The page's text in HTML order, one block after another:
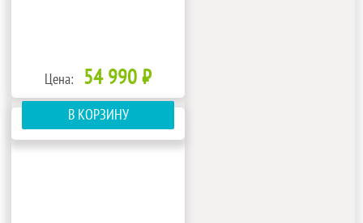
Цена: 54 990 ₽
В КОРЗИНУ